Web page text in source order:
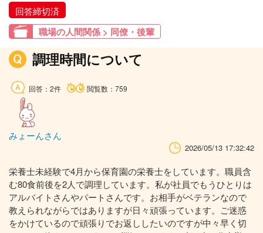
回答締切済
職場の人間関係 > 同僚・後輩
調理時間について
回答：2件 閲覧数：759
みょーんさん
2026/05/13 17:32:42
栄養士未経験で4月から保育園の栄養士をしています。職員含
む80食前後を2人で調理しています。私が社員でもうひとりは
アルバイトさんやパートさんです。お相手がベテランなので
教えられながらではありますが日々頑張っています。ご迷惑
をかけているので頑張りでお返ししたいのですが中々早く切